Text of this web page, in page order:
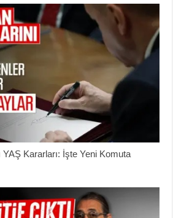
YAŞ Kararları: İşte Yeni Komuta